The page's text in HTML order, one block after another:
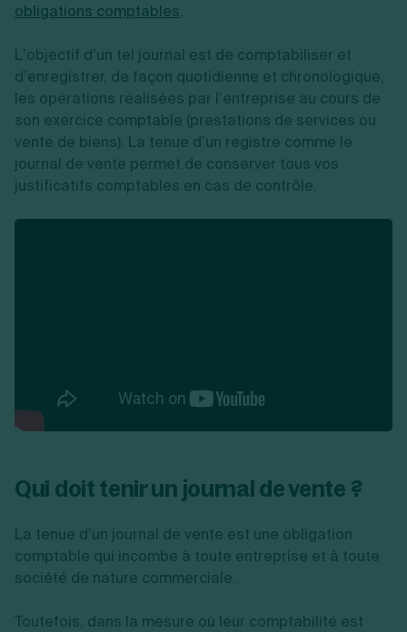
obligations comptables.
L’objectif d’un tel journal est de comptabiliser et
d’enregistrer, de façon quotidienne et chronologique,
les opérations réalisées par l’entreprise au cours de
son exercice comptable (prestations de services ou
vente de biens). La tenue d’un registre comme le
journal de vente permet de conserver tous vos
justificatifs comptables en cas de contrôle.
Qui doit tenir un journal de vente ?
La tenue d’un journal de vente est une obligation
comptable qui incombe à toute entreprise et à toute
société de nature commerciale.
Toutefois, dans la mesure où leur comptabilité est